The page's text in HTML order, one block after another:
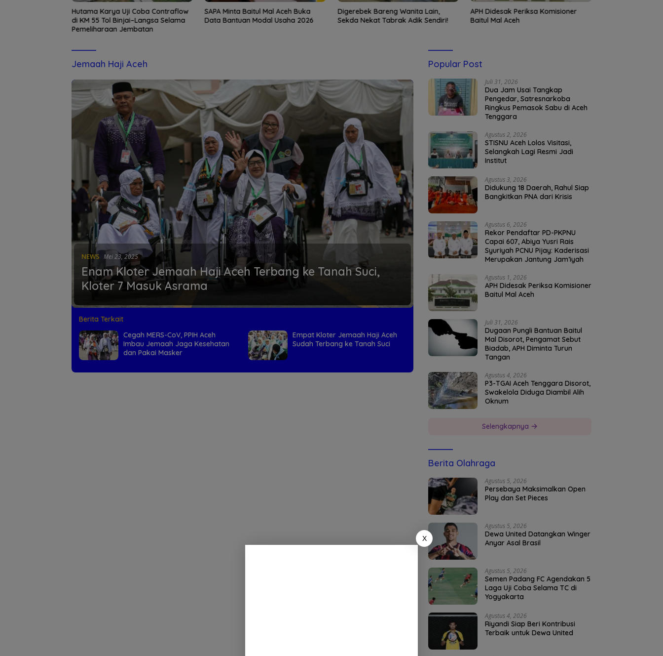
Hutama Karya Uji Coba Contraflow
di KM 55 Tol Binjai–Langsa Selama
Pemeliharaan Jembatan
SAPA Minta Baitul Mal Aceh Buka
Data Bantuan Modal Usaha 2026
Digerebek Bareng Wanita Lain,
Sekda Nekat Tabrak Adik Sendiri!
APH Didesak Periksa Komisioner
Baitul Mal Aceh
Jemaah Haji Aceh
NEWS Mei 23, 2025
Enam Kloter Jemaah Haji Aceh Terbang ke Tanah Suci,
Kloter 7 Masuk Asrama
Berita Terkait
Cegah MERS-CoV, PPIH Aceh
Imbau Jemaah Jaga Kesehatan
dan Pakai Masker
Empat Kloter Jemaah Haji Aceh
Sudah Terbang ke Tanah Suci
Popular Post
Juli 31, 2026
Dua Jam Usai Tangkap
Pengedar, Satresnarkoba
Ringkus Pemasok Sabu di Aceh
Tenggara
Agustus 2, 2026
STISNU Aceh Lolos Visitasi,
Selangkah Lagi Resmi Jadi
Institut
Agustus 3, 2026
Didukung 18 Daerah, Rahul Siap
Bangkitkan PNA dari Krisis
Agustus 6, 2026
Rekor Pendaftar PD-PKPNU
Capai 607, Abiya Yusri Rais
Syuriyah PCNU Pijay: Kaderisasi
Merupakan Jantung Jam’iyah
Agustus 1, 2026
APH Didesak Periksa Komisioner
Baitul Mal Aceh
Juli 31, 2026
Dugaan Pungli Bantuan Baitul
Mal Disorot, Pengamat Sebut
Biadab, APH Diminta Turun
Tangan
Agustus 4, 2026
P3-TGAI Aceh Tenggara Disorot,
Swakelola Diduga Diambil Alih
Oknum
Selengkapnya
Berita Olahraga
Agustus 5, 2026
Persebaya Maksimalkan Open
Play dan Set Pieces
Agustus 5, 2026
Dewa United Datangkan Winger
Anyar Asal Brasil
Agustus 5, 2026
Semen Padang FC Agendakan 5
Laga Uji Coba Selama TC di
Yogyakarta
Agustus 4, 2026
Riyandi Siap Beri Kontribusi
Terbaik untuk Dewa United
X